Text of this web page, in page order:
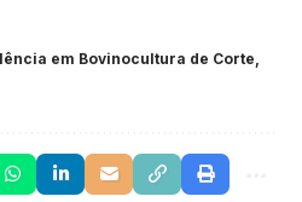
em Bovinocultura de Corte